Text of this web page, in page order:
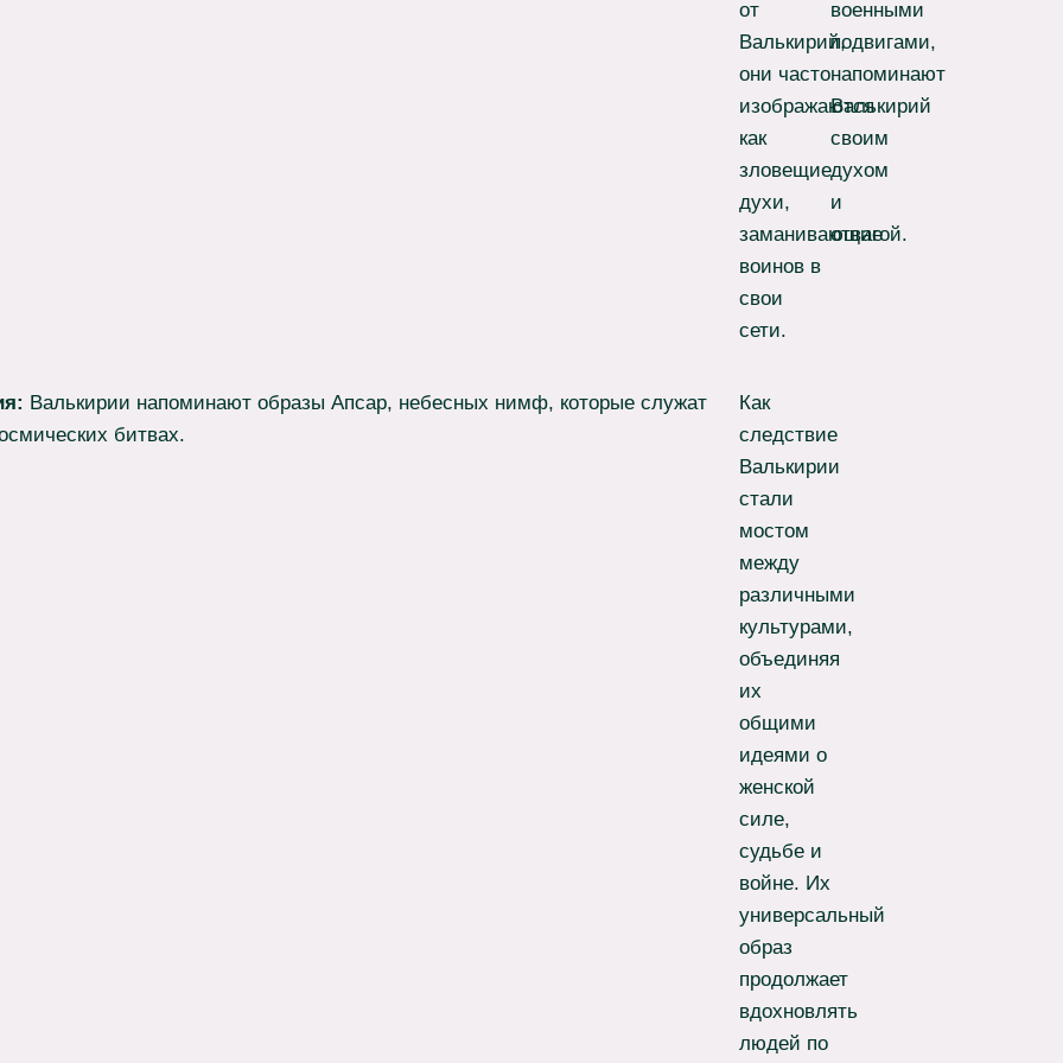
от
Валькирий,
они часто
изображаются
как
зловещие
духи,
заманивающие
воинов в
свои
сети.
военными
подвигами,
напоминают
Валькирий
своим
духом
и
отвагой.
Валькирии напоминают образы Апсар, небесных нимф, которые служат
битвах.
Как
следствие
Валькирии
стали
мостом
между
различными
культурами,
объединяя
их
общими
идеями о
женской
силе,
судьбе и
войне. Их
универсальный
образ
продолжает
вдохновлять
людей по